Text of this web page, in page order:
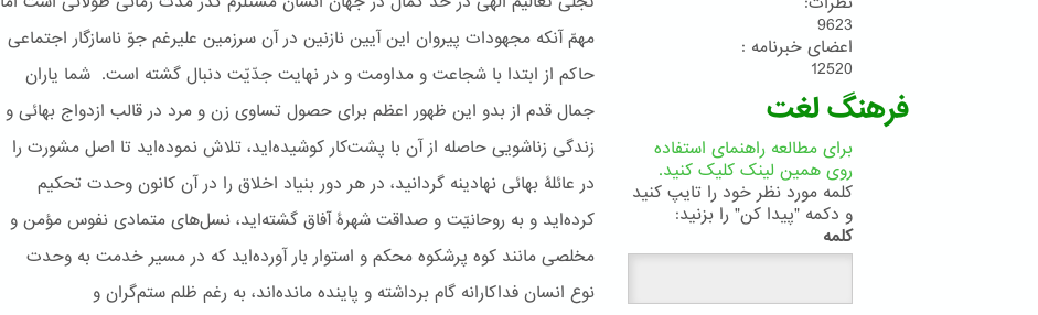
مهمّ آنکه مجهودات پیروان این آیین نازنین در آن سرزمین علیرغم جوّ ناسازگار اجتماعی
حاکم از ابتدا با شجاعت و مداومت و در نهایت جدّیّت دنبال گشته است. شما یاران
جمال قدم از بدو این ظهور اعظم برای حصول تساوی زن و مرد در قالب ازدواج بهائی و
زندگی زناشویی حاصله از آن با پشت‌کار کوشیده‌اید، تلاش نموده‌اید تا اصل مشورت را
در عائلۀ بهائی نهادینه گردانید، در هر دور بنیاد اخلاق را در آن کانون وحدت تحکیم
کرده‌اید و به روحانیّت و صداقت شهرۀ آفاق گشته‌اید، نسل‌های متمادی نفوس مؤمن و
مخلصی مانند کوه پرشکوه محکم و استوار بار آورده‌اید که در مسیر خدمت به وحدت
نوع انسان فداکارانه گام برداشته و پاینده مانده‌اند، به رغم ظلم ستم‌گران و
9623
اعضای خبرنامه :
12520
فرهنگ لغت
برای مطالعه راهنمای استفاده
روی همین لینک کلیک کنید.
کلمه مورد نظر خود را تایپ کنید
و دکمه "پیدا کن" را بزنید:
کلمه